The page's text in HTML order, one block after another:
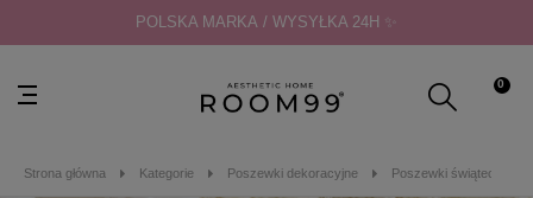
POLSKA MARKA / WYSYŁKA 24H ✨
0
Strona główna Kategorie Poszewki dekoracyjne Poszewki świąteczne